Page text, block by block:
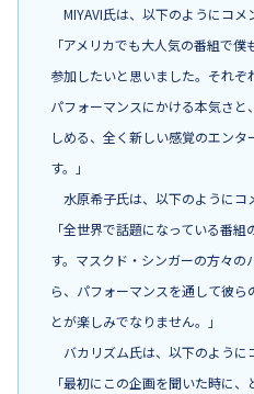
MIYAVI氏は、以下のようにコメ
「アメリカでも大人気の番組で
参加したいと思いました。それ
パフォーマンスにかける本気さ
しめる、全く新しい感覚のエン
す。」
水原希子氏は、以下のようにコ
「全世界で話題になっている番
す。マスクド・シンガーの方々
ら、パフォーマンスを通して彼
とが楽しみでなりません。」
バカリズム氏は、以下のように
「最初にこの企画を聞いた時に